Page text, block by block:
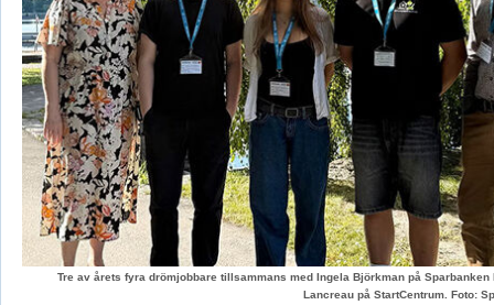
Tre av årets fyra drömjobbare tillsammans med Ingela Björkman på
Lancreau på StartCentrum. Foto: